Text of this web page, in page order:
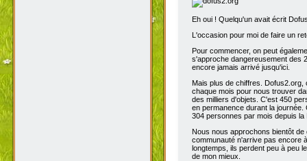
Eh oui ! Quelqu'un avait écrit
L'occasion pour moi de faire un
Pour commencer, on peut
s'approche dangereusement des
encore jamais arrivé jusqu'ici.
Mais plus de chiffres.
chaque mois pour nous trouver
des milliers d'objets. C'est 450
en permanence durant la
304 personnes par mois depuis
Nous nous approchons bientôt
communauté n'arrive pas encore
longtemps, ils perdent peu à peu
de mon mieux.